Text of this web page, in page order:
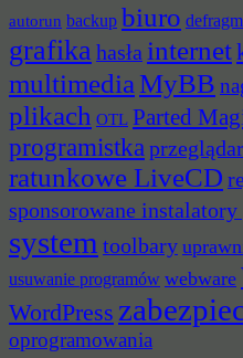
autorun backup biuro
grafika hasła internet
multimediaMyBB
plikach OTL Parted
programistka
ratunkowe LiveCD
sponsorowane
system toolbary
usuwanie programów webware
WordPress
oprogramowania